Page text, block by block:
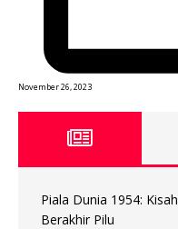
November 26, 2023
Piala Dunia 1954:
Berakhir Pilu